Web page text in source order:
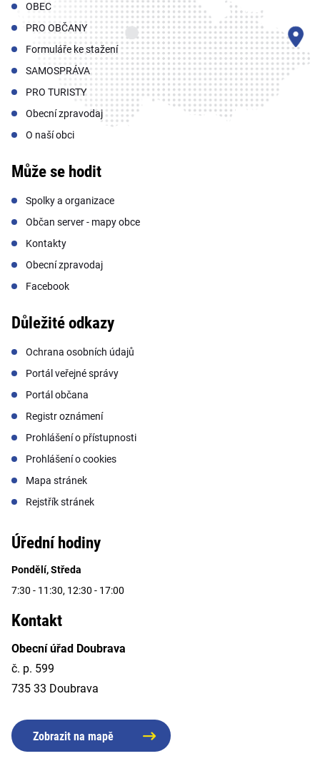
OBEC
PRO OBČANY
Formuláře ke stažení
SAMOSPRÁVA
PRO TURISTY
Obecní zpravodaj
O naší obci
Může se hodit
Spolky a organizace
Občan server - mapy obce
Kontakty
Obecní zpravodaj
Facebook
Důležité odkazy
Ochrana osobních údajů
Portál veřejné správy
Portál občana
Registr oznámení
Prohlášení o přístupnosti
Prohlášení o cookies
Mapa stránek
Rejstřík stránek
Úřední hodiny
Pondělí, Středa
7:30 - 11:30, 12:30 - 17:00
Kontakt
Obecní úřad Doubrava
č. p. 599
735 33 Doubrava
Zobrazit na mapě